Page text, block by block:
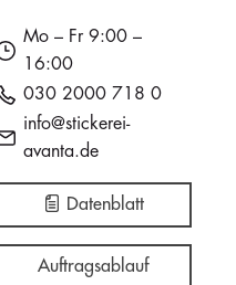
Mo – Fr 9:00 –
16:00
030 2000 718 0
info@stickerei-
avanta.de
Datenblatt
Auftragsablauf